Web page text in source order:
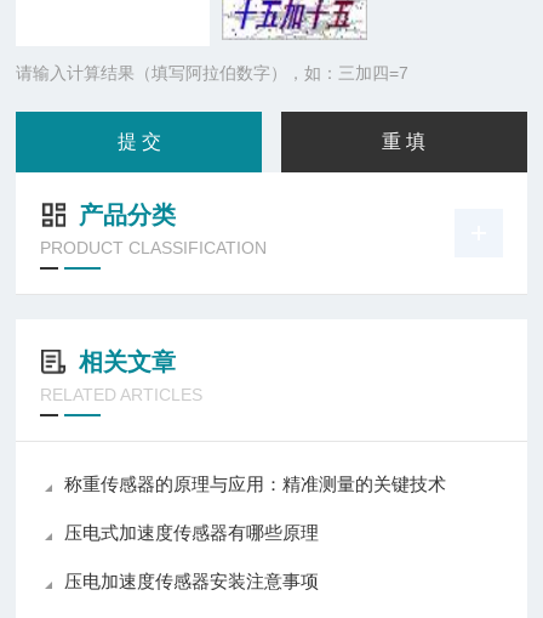
请输入计算结果（填写阿拉伯数字），如：三加四=7
产品分类
PRODUCT CLASSIFICATION
相关文章
RELATED ARTICLES
称重传感器的原理与应用：精准测量的关键技术
压电式加速度传感器有哪些原理
压电加速度传感器安装注意事项